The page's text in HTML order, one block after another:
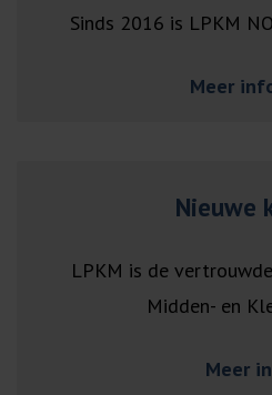
Sinds 2016 is LPKM
Meer
Nieuwe
LPKM is de
Midden- en
Meer